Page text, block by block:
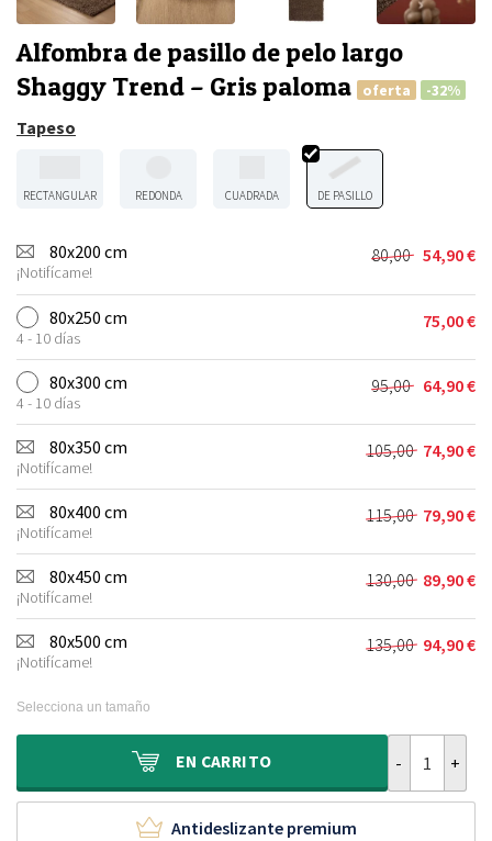
Alfombra de pasillo de pelo largo
Shaggy Trend – Gris paloma
oferta -32%
Tapeso
RECTANGULAR REDONDA CUADRADA DE PASILLO
80x200 cm
¡Notifícame!
80,00
El
precio
original
80,00 €.
54,90€
El
precio
actual
54,90 €.
80x250 cm
4 - 10 días
75,00€
80x300 cm
4 - 10 días
95,00
El
precio
original
era:
95,00 €.
64,90€
El
precio
actual
es:
64,90 €.
80x350 cm
¡Notifícame!
105,00
El
precio
original
era:
105,00 €.
74,90€
El
precio
actual
es:
74,90 €.
80x400 cm
¡Notifícame!
115,00
El
precio
original
era:
115,00 €.
79,90€
El
precio
actual
es:
79,90 €.
80x450 cm
¡Notifícame!
130,00
El
precio
original
era:
89,90€
El
precio
actual
es:
80x500 cm
¡Notifícame!
135,00
El
135,00 €.
94,90€
El
94,90 €.
Selecciona un tamaño
EN CARRITO
Antideslizante premium